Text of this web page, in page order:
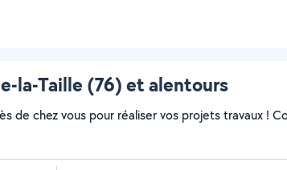
la-Taille (76) et alentours
de chez vous pour réaliser vos projets travaux !